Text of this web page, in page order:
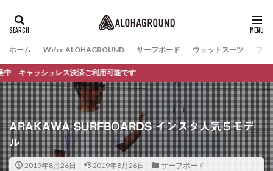
ホーム We’re ALOHAGROUND サーフボード ウェットスーツ ファ
決済ご利用可能です
ARAKAWA SURFBOARDS インスタ人気５モデ
ル
2019年8月26日 2019年8月26日
サーフボード